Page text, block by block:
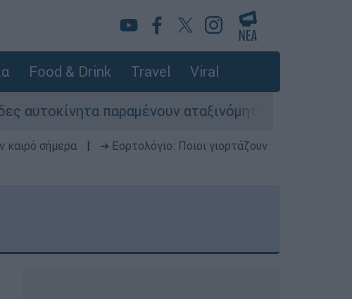
Food & Drink Travel Viral
παραμένουν αταξινόμητα - Λύση αναζητά το
καιρό σήμερα
➔ Εορτολόγιο: Ποιοι γιορτάζουν